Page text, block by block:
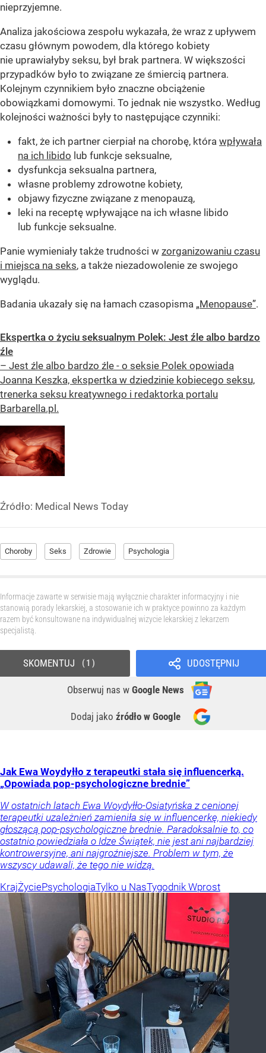
nieprzyjemne.
Analiza jakościowa zespołu wykazała, że ​​wraz z upływem
czasu głównym powodem, dla którego kobiety
nie uprawiałyby seksu, był brak partnera. W większości
przypadków było to związane ze śmiercią partnera.
Kolejnym czynnikiem było znaczne obciążenie
obowiązkami domowymi. To jednak nie wszystko. Według
kolejności ważności były to następujące czynniki:
fakt, że ich partner cierpiał na chorobę, która wpływała
na ich libido lub funkcje seksualne,
dysfunkcja seksualna partnera,
własne problemy zdrowotne kobiety,
objawy fizyczne związane z menopauzą,
leki na receptę wpływające na ich własne libido
lub funkcje seksualne.
Panie wymieniały także trudności w zorganizowaniu czasu
i miejsca na seks, a także niezadowolenie ze swojego
wyglądu.
Badania ukazały się na łamach czasopisma „Menopause”.
Ekspertka o życiu seksualnym Polek: Jest źle albo bardzo
źle
– Jest źle albo bardzo źle - o seksie Polek opowiada
Joanna Keszka, ekspertka w dziedzinie kobiecego seksu,
trenerka seksu kreatywnego i redaktorka portalu
Barbarella.pl.
Źródło: Medical News Today
Choroby Seks Zdrowie Psychologia
Informacje zawarte w serwisie mają wyłącznie charakter informacyjny i nie
stanowią porady lekarskiej, a stosowanie ich w praktyce powinno za każdym
razem być konsultowane na indywidualnej wizycie lekarskiej z lekarzem
specjalistą.
UDOSTĘPNIJ
Obserwuj nas w Google News
Dodaj jako źródło w Google
SKOMENTUJ 1
Jak Ewa Woydyłło z terapeutki stała się influencerką.
„Opowiada pop-psychologiczne brednie”
W ostatnich latach Ewa Woydyłło-Osiatyńska z cenionej
terapeutki uzależnień zamieniła się w influencerkę, niekiedy
głoszącą pop-psychologiczne brednie. Paradoksalnie to, co
ostatnio powiedziała o Idze Świątek, nie jest ani najbardziej
kontrowersyjne, ani najgroźniejsze. Problem w tym, że
wszyscy udawali, że tego nie widzą.
KrajŻyciePsychologiaTylko u NasTygodnik Wprost